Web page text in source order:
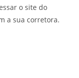
o site do
a sua corretora.